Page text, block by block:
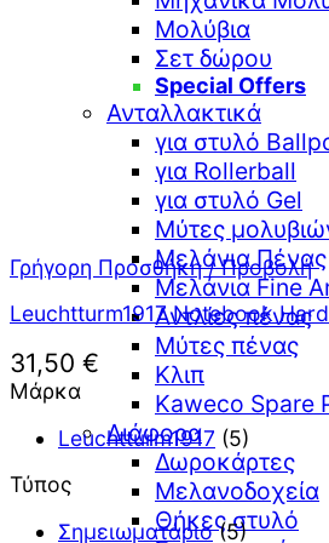
Μολύβια
Σετ δώρου
Special Offers
Ανταλλακτικά
για στυλό
για Rollerball
για στυλό Gel
Μύτες
Μελάνια Πένας
Μελάνια Fine
Αντλίες πένας
Μύτες πένας
Κλιπ
Kaweco Spare
Διάφορα
Δωροκάρτες
Μελανοδοχεία
Θήκες στυλό
Γρήγορη Προσθήκη / Προβολή
Leuchtturm1917 Notebook
31,50 €
Μάρκα
Leuchtturm1917 (5)
Τύπος
Σημειωματάριο (5)